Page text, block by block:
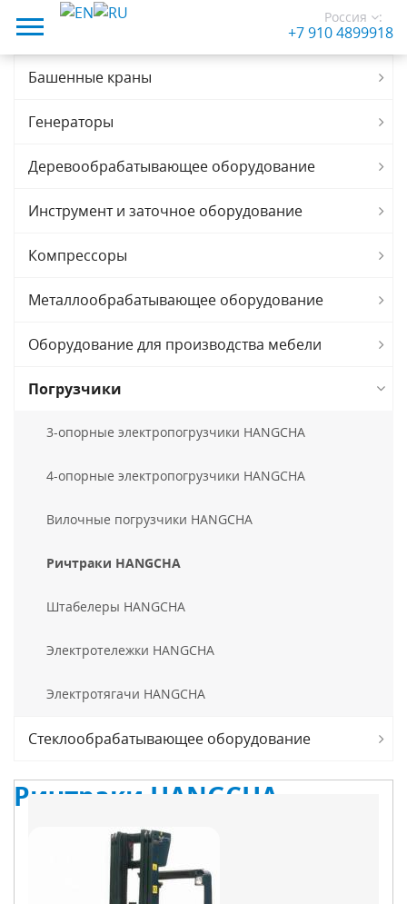
Россия
+7 910 4899918
:
Башенные краны
Генераторы
Деревообрабатывающее оборудование
Инструмент и заточное оборудование
Компрессоры
Металлообрабатывающее оборудование
Оборудование для производства мебели
Погрузчики
3-опорные электропогрузчики HANGCHA
4-опорные электропогрузчики HANGCHA
Вилочные погрузчики HANGCHA
Ричтраки HANGCHA
Штабелеры HANGCHA
Электротележки HANGCHA
Электротягачи HANGCHA
Стеклообрабатывающее оборудование
Ричтраки HANGCHA